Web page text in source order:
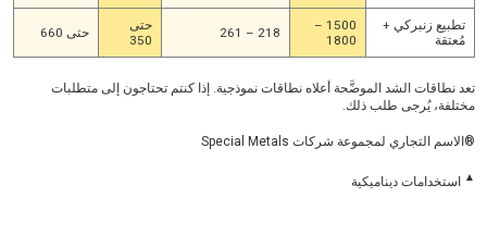
تطبيع زنبركي +
مُعتقة
1500 –
1800
218 – 261
حتى
350
حتى 660
تعد نطاقات الشد الموضَّحة أعلاه نطاقات نموذجية. إذا كنتم تحتاجون إلى متطلبات
مختلفة، يُرجى طلب ذلك.
®الاسم التجاري لمجموعة شركات Special Metals
▲ استخدامات ديناميكية